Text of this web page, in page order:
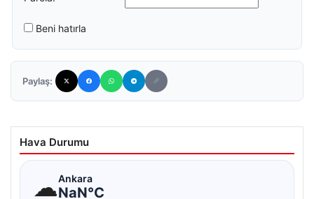
Beni hatırla
Paylaş:
Hava Durumu
☁Ankara
NaN°C